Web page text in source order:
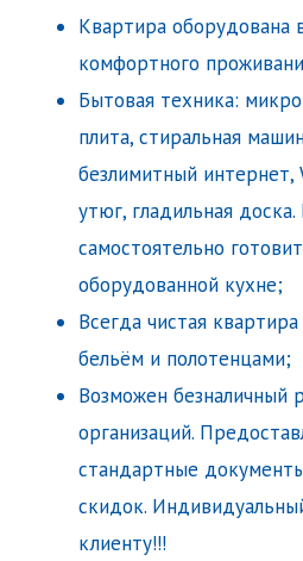
Квартира
комфортного
Бытовая техника:
плита, стиральная
безлимитный
утюг, гладильная
самостоятельно
оборудованной кухне;
Всегда чистая
бельём и полотенцами;
Возможен безналичный
организаций.
стандартные
скидок.
клиенту!!!